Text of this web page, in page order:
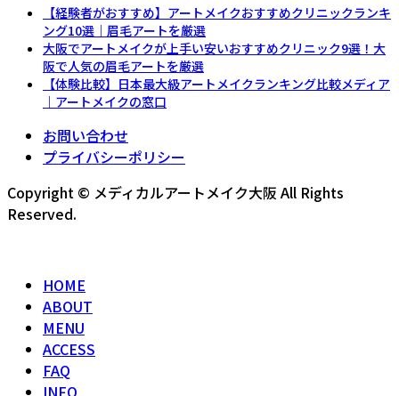
【経験者がおすすめ】アートメイクおすすめクリニックランキ
ング10選｜眉毛アートを厳選
大阪でアートメイクが上手い安いおすすめクリニック9選！大
阪で人気の眉毛アートを厳選
【体験比較】日本最大級アートメイクランキング比較メディア
｜アートメイクの窓口
お問い合わせ
プライバシーポリシー
Copyright © メディカルアートメイク大阪 All Rights
Reserved.
HOME
ABOUT
MENU
ACCESS
FAQ
INFO